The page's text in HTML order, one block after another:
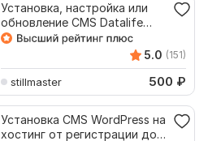
Установка, настройка или
обновление CMS Datalife
Engine DLE
5.0 (151)
stillmaster 500 ₽
Установка CMS WordPress на
хостинг от регистрации до